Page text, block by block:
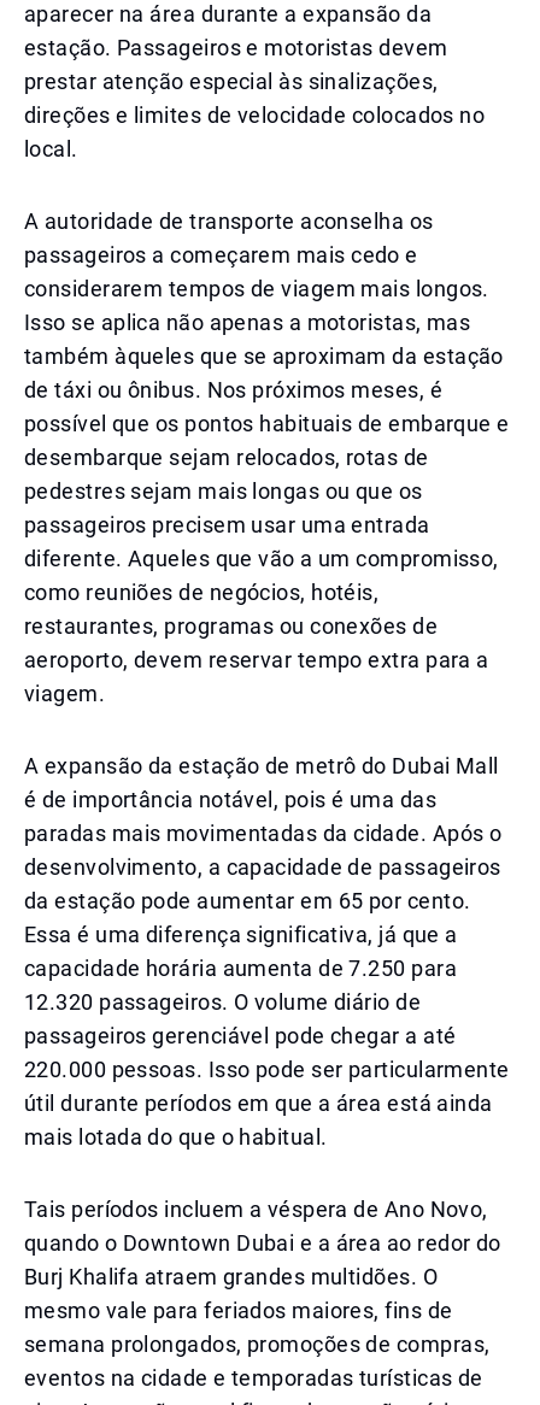
aparecer na área durante a expansão da
estação. Passageiros e motoristas devem
prestar atenção especial às sinalizações,
direções e limites de velocidade colocados no
local.
A autoridade de transporte aconselha os
passageiros a começarem mais cedo e
considerarem tempos de viagem mais longos.
Isso se aplica não apenas a motoristas, mas
também àqueles que se aproximam da estação
de táxi ou ônibus. Nos próximos meses, é
possível que os pontos habituais de embarque e
desembarque sejam relocados, rotas de
pedestres sejam mais longas ou que os
passageiros precisem usar uma entrada
diferente. Aqueles que vão a um compromisso,
como reuniões de negócios, hotéis,
restaurantes, programas ou conexões de
aeroporto, devem reservar tempo extra para a
viagem.
A expansão da estação de metrô do Dubai Mall
é de importância notável, pois é uma das
paradas mais movimentadas da cidade. Após o
desenvolvimento, a capacidade de passageiros
da estação pode aumentar em 65 por cento.
Essa é uma diferença significativa, já que a
capacidade horária aumenta de 7.250 para
12.320 passageiros. O volume diário de
passageiros gerenciável pode chegar a até
220.000 pessoas. Isso pode ser particularmente
útil durante períodos em que a área está ainda
mais lotada do que o habitual.
Tais períodos incluem a véspera de Ano Novo,
quando o Downtown Dubai e a área ao redor do
Burj Khalifa atraem grandes multidões. O
mesmo vale para feriados maiores, fins de
semana prolongados, promoções de compras,
eventos na cidade e temporadas turísticas de